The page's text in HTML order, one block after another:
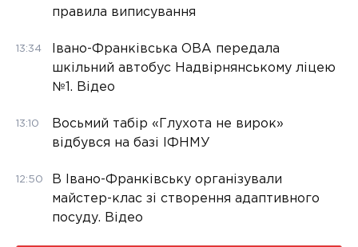
правила виписування
13:34
Івано-Франківська ОВА передала
шкільний автобус Надвірнянському ліцею
№1. Відео
13:10
Восьмий табір «Глухота не вирок»
відбувся на базі ІФНМУ
12:50
В Івано-Франківську організували
майстер-клас зі створення адаптивного
посуду. Відео